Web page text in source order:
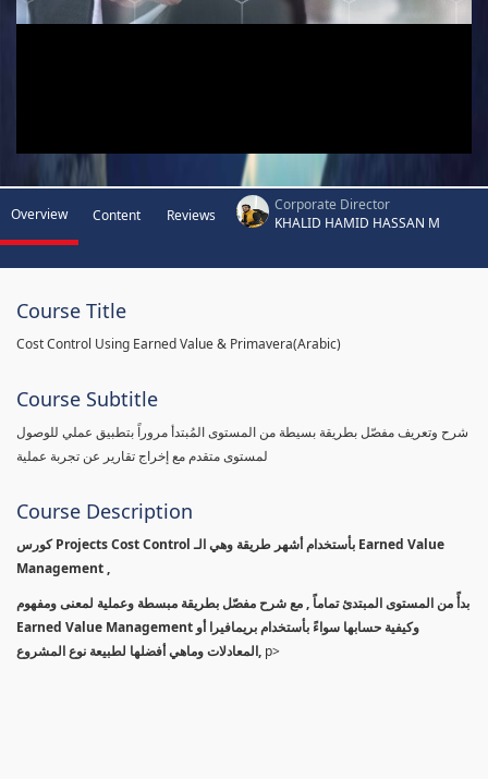
Overview Content Reviews
Corporate Director
KHALID HAMID HASSAN M
Course Title
Cost Control Using Earned Value & Primavera(Arabic)
Course Subtitle
شرح وتعريف مفصّل بطريقة بسيطة من المستوى المُبتدأ مروراً بتطبيق عملي للوصول
لمستوى متقدم مع إخراج تقارير عن تجربة عملية
Course Description
كورس Projects Cost Control بأستخدام أشهر طريقة وهي الـ Earned Value
Management ,
بدأً من المستوى المبتدئ تماماً , مع شرح مفصّل بطريقة مبسطة وعملية لمعنى ومفهوم
Earned Value Management وكيفية حسابها سواءً بأستخدام بريمافيرا أو
المعادلات وماهي أفضلها لطبيعة نوع المشروع, p>